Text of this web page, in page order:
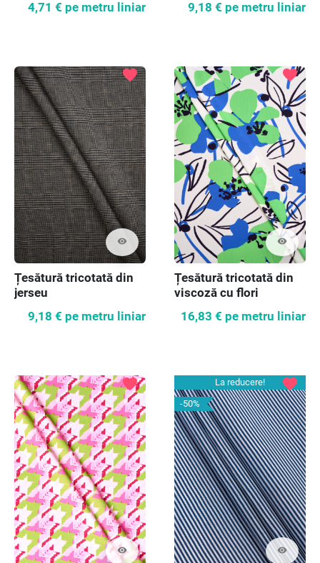
4,71 € pe metru liniar
9,18 € pe metru liniar
visibility
favorite
Țesătură tricotată din
jerseu
9,18 € pe metru liniar
visibility
favorite
Țesătură tricotată din
viscoză cu flori
16,83 € pe metru liniar
visibility
favorite
La reducere!
-50%
visibility
favorite